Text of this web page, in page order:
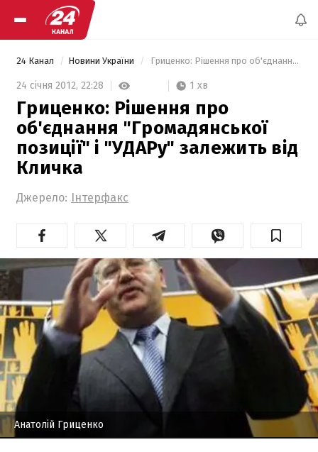
24 Канал Новини України Гриценко: Рішення про об'єднання "Громадянської позиції" і "УДАРу" залежить від Кличка
24 січня 2012, 22:28 1 хв
Гриценко: Рішення про
об'єднання "Громадянської
позиції" і "УДАРу" залежить від
Кличка
Джерело: Інтерфакс
Анатолій Гриценко